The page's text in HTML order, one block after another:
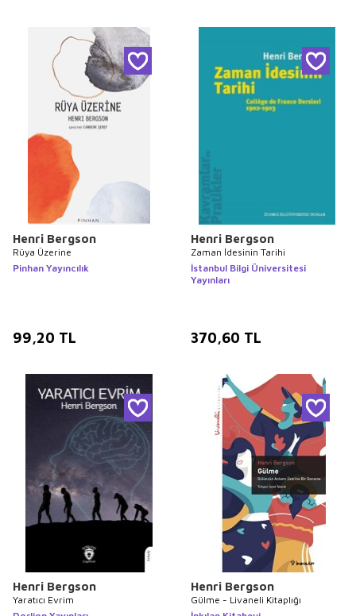
Henri Bergson
Rüya Üzerine
Pinhan Yayıncılık
99,20 TL
Henri Bergson
Zaman İdesinin Tarihi
İstanbul Bilgi Üniversitesi
Yayınları
370,60 TL
Henri Bergson
Yaratıcı Evrim
Henri Bergson
Gülme - Livaneli Kitaplığı